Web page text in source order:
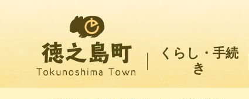
くらし・手続
き